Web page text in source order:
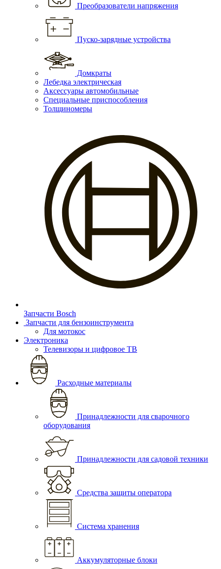
Преобразователи напряжения
Пуско-зарядные устройства
Домкраты
Лебедка электрическая
Аксессуары автомобильные
Специальные приспособления
Толщиномеры
Запчасти Bosch
Запчасти для бензоинструмента
Для мотокос
Электроника
Телевизоры и цифровое ТВ
Расходные материалы
Принадлежности для сварочного
оборудования
Принадлежности для садовой техники
Средства защиты оператора
Система хранения
Аккумуляторные блоки